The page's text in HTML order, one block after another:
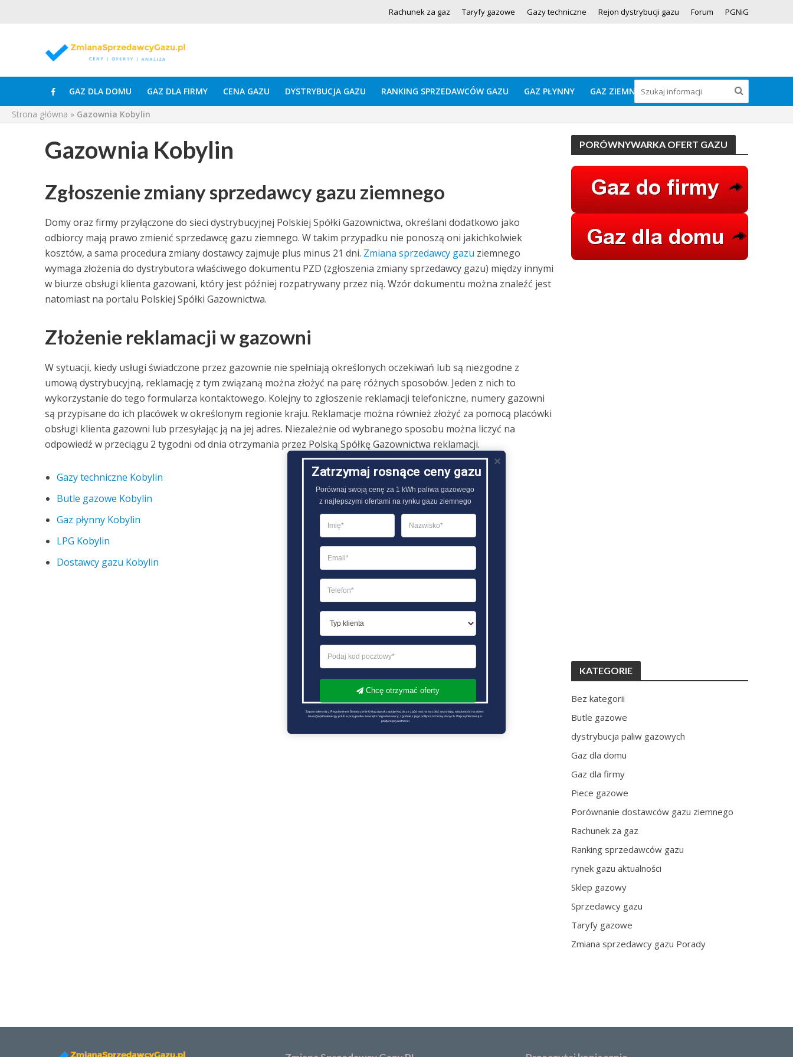
Rachunek za gaz Taryfy gazowe Gazy techniczne Rejon dystrybucji gazu Forum PGNiG
GAZ DLA DOMU GAZ DLA FIRMY CENA GAZU DYSTRYBUCJA GAZU RANKING SPRZEDAWCÓW GAZU GAZ PŁYNNY GAZ ZIEMNY
Strona główna » Gazownia Kobylin
Gazownia Kobylin
Zgłoszenie zmiany sprzedawcy gazu ziemnego
Domy oraz firmy przyłączone do sieci dystrybucyjnej Polskiej Spółki Gazownictwa, określani dodatkowo jako
odbiorcy mają prawo zmienić sprzedawcę gazu ziemnego. W takim przypadku nie ponoszą oni jakichkolwiek
kosztów, a sama procedura zmiany dostawcy zajmuje plus minus 21 dni. Zmiana sprzedawcy gazu ziemnego
wymaga złożenia do dystrybutora właściwego dokumentu PZD (zgłoszenia zmiany sprzedawcy gazu) między innymi
w biurze obsługi klienta gazowani, który jest później rozpatrywany przez nią. Wzór dokumentu można znaleźć jest
natomiast na portalu Polskiej Spółki Gazownictwa.
Złożenie reklamacji w gazowni
W sytuacji, kiedy usługi świadczone przez gazownie nie spełniają określonych oczekiwań lub są niezgodne z
umową dystrybucyjną, reklamację z tym związaną można złożyć na parę różnych sposobów. Jeden z nich to
wykorzystanie do tego formularza kontaktowego. Kolejny to zgłoszenie reklamacji telefoniczne, numery gazowni
są przypisane do ich placówek w określonym regionie kraju. Reklamacje można również złożyć za pomocą placówki
obsługi klienta gazowni lub przesyłając ją na jej adres. Niezależnie od wybranego sposobu można liczyć na
odpowiedź w przeciągu 2 tygodni od dnia otrzymania przez Polską Spółkę Gazownictwa reklamacji.
Gazy techniczne Kobylin
Butle gazowe Kobylin
Gaz płynny Kobylin
LPG Kobylin
Dostawcy gazu Kobylin
PORÓWNYWARKA OFERT GAZU
KATEGORIE
Bez kategorii
Butle gazowe
dystrybucja paliw gazowych
Gaz dla domu
Gaz dla firmy
Piece gazowe
Porównanie dostawców gazu ziemnego
Rachunek za gaz
Ranking sprzedawców gazu
rynek gazu aktualności
Sklep gazowy
Sprzedawcy gazu
Taryfy gazowe
Zmiana sprzedawcy gazu Porady
Zatrzymaj rosnące ceny gazu
Porównaj swoją cenę za 1 kWh paliwa gazowego
z najlepszymi ofertami na rynku gazu ziemnego
Chcę otrzymać oferty
Zapoznałem się z Regulaminem Świadczenie Usług i go akceptuję Każdą ze zgód można wycofać wysyłając wiadomość na adres
biuro@optimalenergy.pl lub w przypadku zewnętrznego dostawcy, zgodnie z jego polityką ochrony danych. Więcej informacji w
polityce prywatności